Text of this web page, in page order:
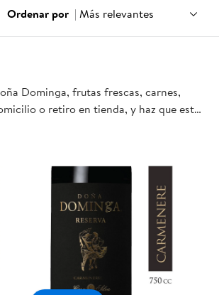
Ordenar por | Más relevantes
Dominga, frutas frescas, carnes,
o retiro en tienda, y haz que esta